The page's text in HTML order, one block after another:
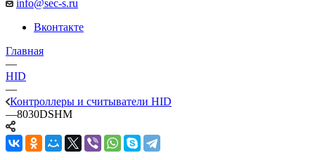
info@sec-s.ru
Вконтакте
Главная
—
HID
—
Контроллеры и считыватели HID
—8030DSHM